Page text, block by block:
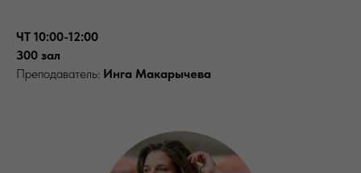
ЧТ 10:00-12:00
300 зал
Преподаватель: Инга Макарычева